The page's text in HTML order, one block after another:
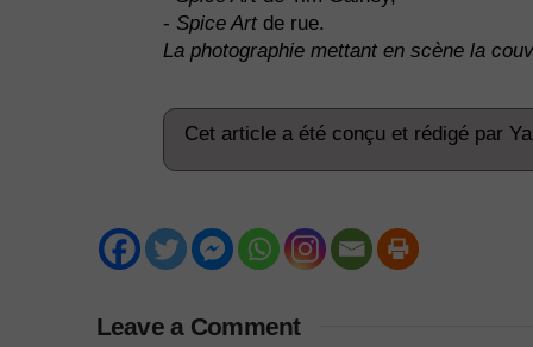
-Spice Art de rue.
La photographie mettant en scène la
Cet article a été conçu et rédigé par
Leave a Comment